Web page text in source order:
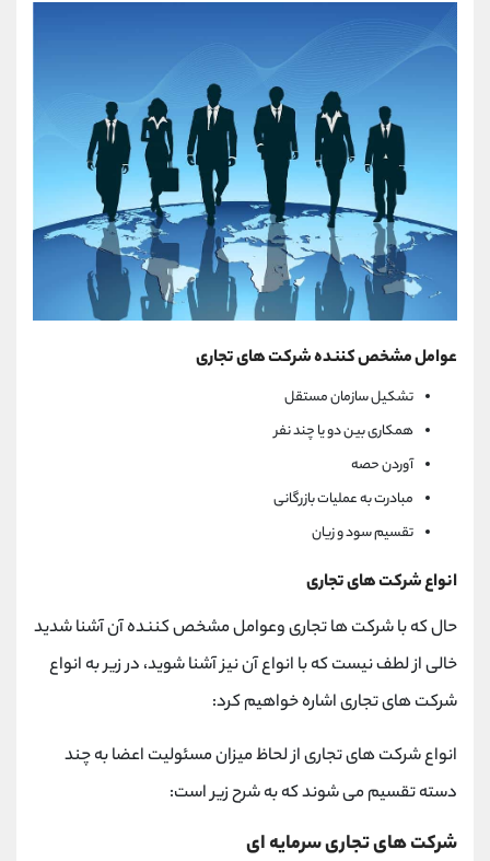
عوامل مشخص کننده شرکت های تجاری
تشکیل سازمان مستقل
همکاری بین دو یا چند نفر
آوردن حصه
مبادرت به عملیات بازرگانی
تقسیم سود و زیان
انواع شرکت های تجاری
حال که با شرکت ها تجاری وعوامل مشخص کننده آن آشنا شدید
خالی از لطف نیست که با انواع آن نیز آشنا شوید، در زیر به انواع
شرکت های تجاری اشاره خواهیم کرد:
انواع شرکت های تجاری از لحاظ میزان مسئولیت اعضا به چند
دسته تقسیم می شوند که به شرح زیر است:
شرکت های تجاری سرمایه ای